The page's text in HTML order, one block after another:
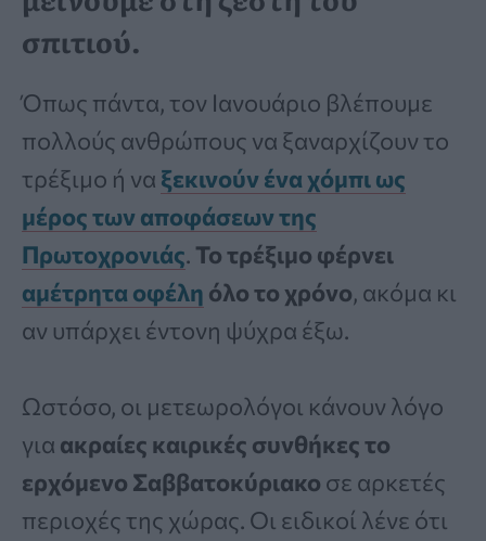
σπιτιού.
Όπως πάντα, τον Ιανουάριο βλέπουμε
πολλούς ανθρώπους να ξαναρχίζουν το
τρέξιμο ή να ξεκινούν ένα χόμπι ως
μέρος των αποφάσεων της
Πρωτοχρονιάς. Το τρέξιμο φέρνει
αμέτρητα οφέλη όλο το χρόνο, ακόμα κι
αν υπάρχει έντονη ψύχρα έξω.
Ωστόσο, οι μετεωρολόγοι κάνουν λόγο
για ακραίες καιρικές συνθήκες το
ερχόμενο Σαββατοκύριακο σε αρκετές
περιοχές της χώρας. Οι ειδικοί λένε ότι